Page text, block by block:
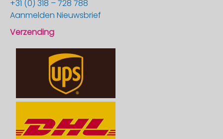
+31 (0) 318 – 728 788
Aanmelden Nieuwsbrief
Verzending